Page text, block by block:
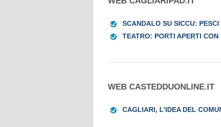
SCANDALO SU SICCU:
TEATRO: PORTI APERTI
WEB CASTEDDUONLINE.IT
CAGLIARI, L’IDEA DEL